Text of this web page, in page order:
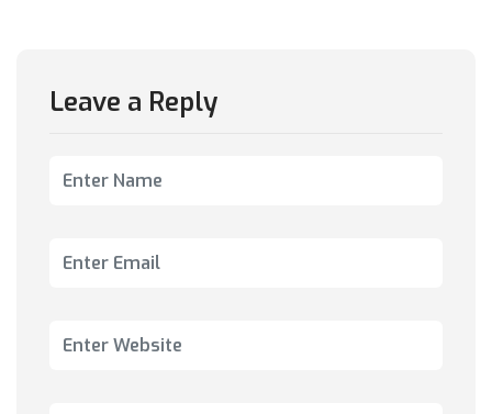
Leave a Reply